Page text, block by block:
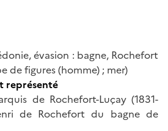
évasion : bagne, Rochefort
de figures (homme) ; mer)
représenté
de Rochefort-Luçay (1831-
de Rochefort du bagne de